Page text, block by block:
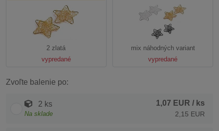
2 zlatá
vypredané
mix náhodných variant
vypredané
Zvoľte balenie po:
2 ks
Na sklade
1,07 EUR / ks
2,15 EUR